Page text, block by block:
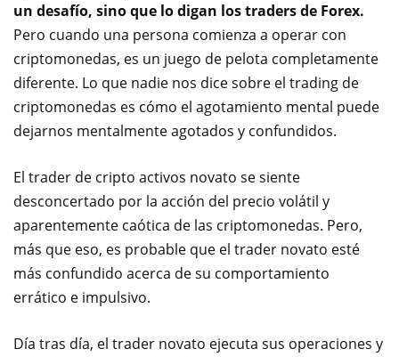
un desafío, sino que lo digan los traders de Forex.
Pero cuando una persona comienza a operar con
criptomonedas, es un juego de pelota completamente
diferente. Lo que nadie nos dice sobre el trading de
criptomonedas es cómo el agotamiento mental puede
dejarnos mentalmente agotados y confundidos.
El trader de cripto activos novato se siente
desconcertado por la acción del precio volátil y
aparentemente caótica de las criptomonedas. Pero,
más que eso, es probable que el trader novato esté
más confundido acerca de su comportamiento
errático e impulsivo.
Día tras día, el trader novato ejecuta sus operaciones y